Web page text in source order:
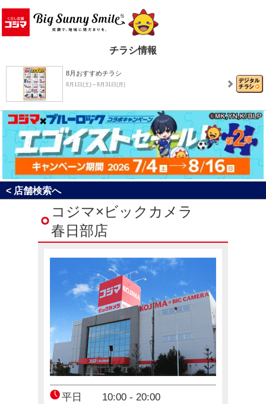
チラシ情報
8月おすすめチラシ
8月1日(土)～8月31日(月)
決算売り尽くしセール！
8月1日(土)～8月31日(月)
コジマ×ブルーロック コラボキャンペーン「エゴイ…
コジ坊＆マコちゃんのLINEスタンプ好評販売中！
エアコン2027年問題！
12月23日(火)～12月31日(木)
< 店舗検索へ
コジマ×ビックカメラ
春日部店
平日 10:00 - 20:00